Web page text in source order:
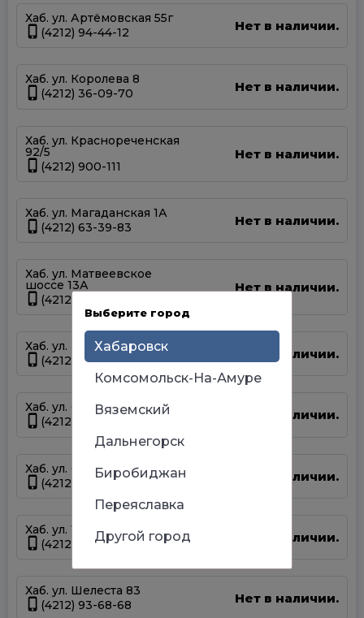
Хаб. ул. Артёмовская 55г
(4212) 94-44-12
Нет в наличии.
Хаб. ул. Королева 8
(4212) 36-09-70
Нет в наличии.
Хаб. ул. Краснореченская
92/5
(4212) 900-111
Нет в наличии.
Хаб. ул. Магаданская 1А
(4212) 63-39-83
Нет в наличии.
Хаб. ул. Матвеевское
шоссе 13А
(4212) 69-93-93
Нет в наличии.
Хаб. ул. Панфиловцев 14Б
(4212) 63-22-47
Нет в наличии.
Хаб. ул. Серышева 34
(4212) 47-44-66
Нет в наличии.
Хаб. ул. Суворова 45
(4212) 50-67-37
Нет в наличии.
Хаб. ул. Тихоокеанская 170
(4212) 67-13-31
Нет в наличии.
Хаб. ул. Шелеста 83
(4212) 93-68-68
Нет в наличии.
Выберите город
Хабаровск
Комсомольск-На-Амуре
Вяземский
Дальнегорск
Биробиджан
Переяславка
Другой город